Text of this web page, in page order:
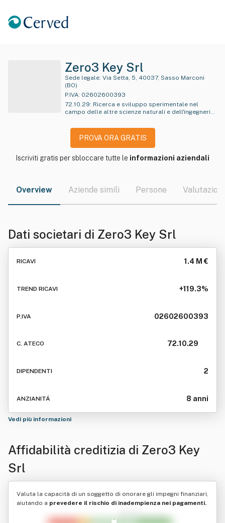
Zero3 Key Srl
Sede legale:
(BO)
P.IVA: 02602600393
72.10.29: Ricerca e sviluppo sperimentale nel
campo delle altre scienze naturali e dell'ingegneria
PROVA ORA GRATIS
Iscriviti gratis per sbloccare tutte le informazioni aziendali
Overview Aziende simili Persone Valutazioni
Dati societari di Zero3 Key Srl
RICAVI 1.4 M €
TREND RICAVI +119.3%
P.IVA 02602600393
C. ATECO 72.10.29
DIPENDENTI 2
ANZIANITÁ 8 anni
Vedi più informazioni
Affidabilità creditizia di Zero3 Key
Srl
Valuta la capacità di un soggetto di onorare gli impegni finanziari,
aiutando a prevedere il rischio di inadempienza nei pagamenti.